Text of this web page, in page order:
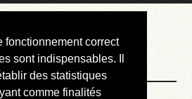
fonctionnement correct
sont indispensables. Il
des statistiques
comme finalités
»